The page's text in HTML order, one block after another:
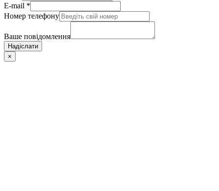
E-mail *
Номер телефону
Ваше повідомлення
Надіслати
×